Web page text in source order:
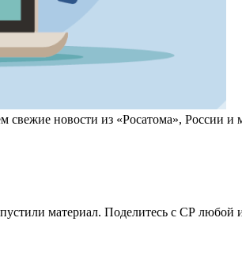
свежие новости из «Росатома», России
материал. Поделитесь с СР